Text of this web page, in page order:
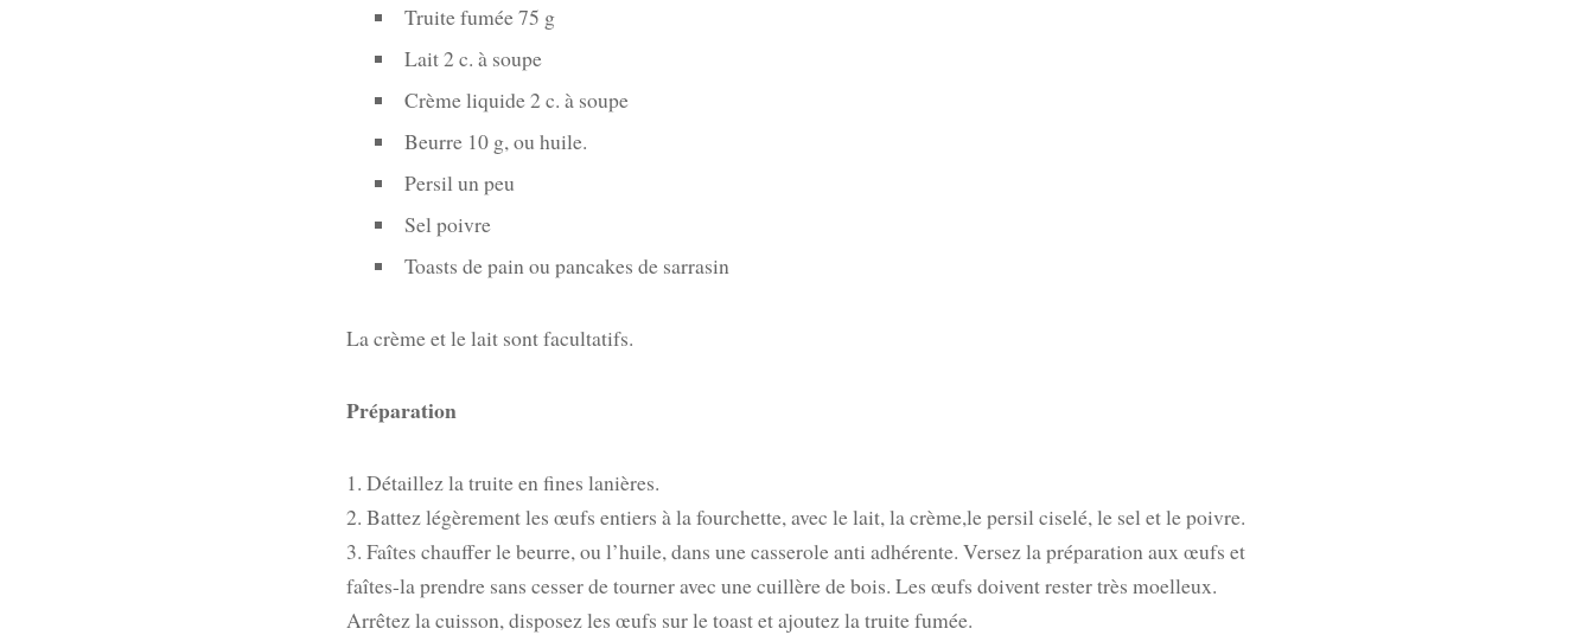
Truite fumée 75 g
Lait 2 c. à soupe
Crème liquide 2 c. à soupe
Beurre 10 g, ou huile.
Persil un peu
Sel poivre
Toasts de pain ou pancakes de sarrasin
La crème et le lait sont facultatifs.
Préparation
1. Détaillez la truite en fines lanières.
2. Battez légèrement les œufs entiers à la fourchette, avec le lait, la crème,le persil ciselé, le sel et le poivre.
3. Faîtes chauffer le beurre, ou l’huile, dans une casserole anti adhérente. Versez la préparation aux œufs et
faîtes-la prendre sans cesser de tourner avec une cuillère de bois. Les œufs doivent rester très moelleux.
Arrêtez la cuisson, disposez les œufs sur le toast et ajoutez la truite fumée.